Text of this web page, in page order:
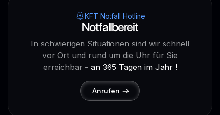
KFT Notfall Hotline
Notfallbereit
In schwierigen Situationen sind wir schnell
vor Ort und rund um die Uhr für Sie
erreichbar - an 365 Tagen im Jahr !
Anrufen